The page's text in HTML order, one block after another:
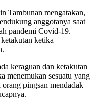
Tambunan mengatakan,
anggotanya saat
pandemi Covid-19.
ketika
keraguan dan ketakutan
menemukan sesuatu yang
pingsan mendadak